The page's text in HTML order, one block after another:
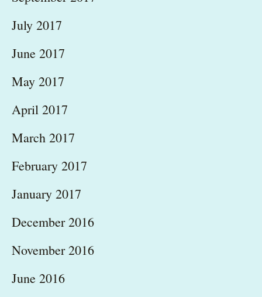
July 2017
June 2017
May 2017
April 2017
March 2017
February 2017
January 2017
December 2016
November 2016
June 2016